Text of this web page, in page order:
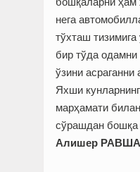
нега
тўхташ
бир тўда
ўзини асраганни
Яхши
марҳамати
сўрашдан бошқа
Алишер